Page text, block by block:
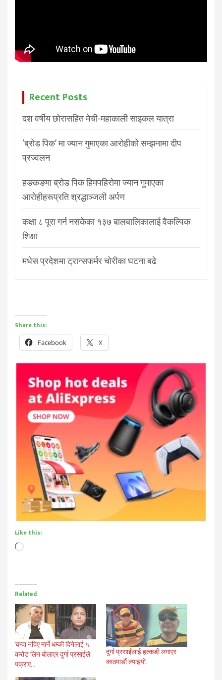
Recent Posts
दश वर्षीय छोरासहित मेची-महाकाली साइकल यात्रा
‘ब्रोड पिक’ मा ज्यान गुमाएका आरोहीको सम्झनामा दीप
प्रज्वलन
हङकङमा ब्रोड पिक हिमपहिरोमा ज्यान गुमाएका
आरोहीहरूप्रति श्रद्धाञ्जली अर्पण
कक्षा ८ पूरा गर्न नसकेका १३७ बालबालिकालाई वैकल्पिक
शिक्षा
मधेस प्रदेशमा ट्रान्सफर्मर चोरीका घटना बढे
Share this:
Facebook X
Like this:
Loading…
Related
चन्दा नदिए मार्ने धम्की दिनेलाई ५
करोड लिन बोलाएर दुर्गा प्रसाईंले
पक्राए…
दुर्गा प्रसाईंलाई हत्कडी लगाएर
काठमाडौं ल्याइयो..